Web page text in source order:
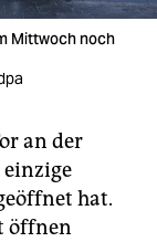
Mittwoch noch
an der
einzige
hat.
öffnen